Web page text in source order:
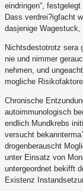
eindringen“,
Dass verdrei?igfacht
dasjenige Wagestuck,
Nichtsdestotrotz sera
nie und nimmer
nehmen, und
mogliche
Chronische
autoimmunologisch
endlich Mundkrebs
versucht
drogenberauscht
unter Einsatz von
untergeordnet bekifft
Existenz